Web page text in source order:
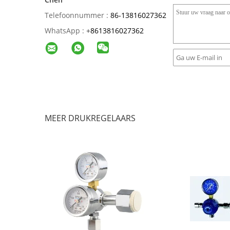
Telefoonnummer : 86-13816027362
WhatsApp : +8613816027362
MEER DRUKREGELAARS